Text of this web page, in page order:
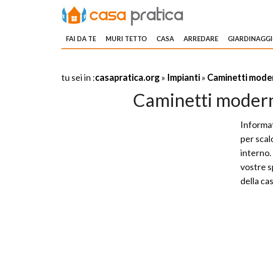
FAI DA TE MURI TETTO CASA ARREDARE
tu sei in :casapratica.org » Impianti» Caminetti
Caminetti
per
interno.
vostre
della